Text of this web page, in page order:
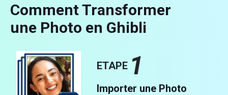
Comment Transformer
une Photo en Ghibli
ETAPE 1
Importer une Photo